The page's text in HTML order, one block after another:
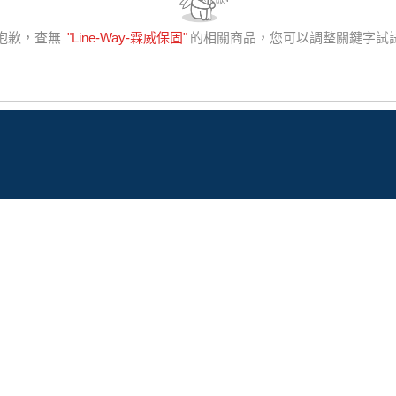
歉，查無 "Line-Way-霖威保固" 的相關商品，您可以調整關鍵字試